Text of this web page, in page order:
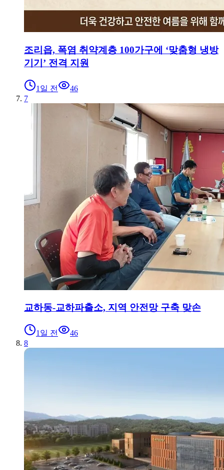
조리읍, 폭염 취약계층 100가구에 ‘맞춤형 냉방
기기’ 전격 지원
1일 전
46
7
교하동-교하파출소, 지역 안전망 구축 맞손
1일 전
46
8